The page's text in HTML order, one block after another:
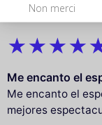
Non merci
Me encanto el
Me encanto el
mejores